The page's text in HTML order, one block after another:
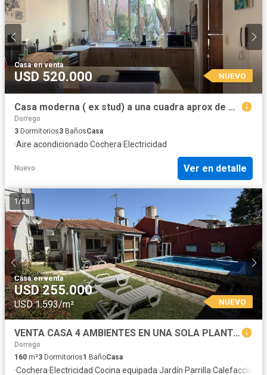
Casa·en venta
USD 520.000 NUEVO
Casa moderna ( ex stud) a una cuadra aprox de Dardo Rocha
Dorrego
3 Dormitorios3 BañosCasa
·Aire acondicionado·Cochera·Electricidad
Nuevo Ver en detalle
1 /28
Casa·en venta
USD 255.000
USD 1.593/m² NUEVO
VENTA CASA 4 AMBIENTES EN UNA SOLA PLANTA CON PILETA Y JARDIN EN MARTINEZ
Dorrego
160 m²3 Dormitorios1 BañoCasa
·Cochera·Electricidad·Cocina equipada·Jardín·Parrilla·Calefacción